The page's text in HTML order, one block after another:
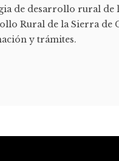
de desarrollo rural de
Rural de la Sierra de
y trámites.